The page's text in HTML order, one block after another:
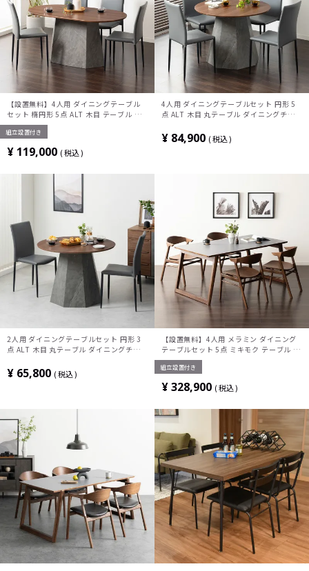
【設置無料】4人用 ダイニングテーブル
セット 楕円形 5点 ALT 木目 テーブル ス
タッキング ダイニングチェア おしゃれ ウ
ッディモダン (幅150cm 食卓テーブル
×1 食卓椅子×4)
組立設置付き
¥ 119,000 税込
4人用 ダイニングテーブルセット 円形 5
点 ALT 木目 丸テーブル ダイニングチェ
れ ウッディモダン (幅100cm 食卓テーブ
ル×1 食卓椅子×4)
¥ 84,900 税込
2人用 ダイニングテーブルセット 円形 3
点 ALT 木目 丸テーブル ダイニングチェ
れ ウッディモダン (幅100cm 食卓テーブ
ル×1 食卓椅子×2)
¥ 65,800 税込
【設置無料】4人用 メラミン ダイニング
テーブルセット 5点 ミキモク テーブル 木
製 ダイニングチェア 板座 椅子 おしゃれ
ウッディモダン (幅165cm 食卓テーブル
組立設置付き
¥328,900 税込